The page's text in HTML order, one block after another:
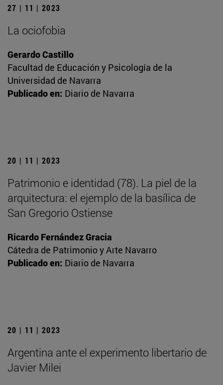
27 | 11 | 2023
La ociofobia
Gerardo Castillo
Facultad de Educación y Psicología de la
Universidad de Navarra
Publicado en: Diario de Navarra
20 | 11 | 2023
Patrimonio e identidad (78). La piel de la
arquitectura: el ejemplo de la basílica de
San Gregorio Ostiense
Ricardo Fernández Gracia
Cátedra de Patrimonio y Arte Navarro
Publicado en: Diario de Navarra
20 | 11 | 2023
Argentina ante el experimento libertario de
Javier Milei